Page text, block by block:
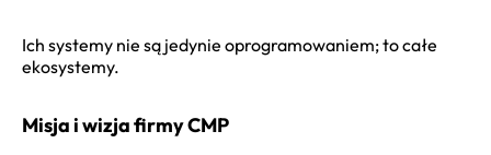
Ich systemy nie są jedynie oprogramowaniem; to całe
ekosystemy.
Misja i wizja firmy CMP